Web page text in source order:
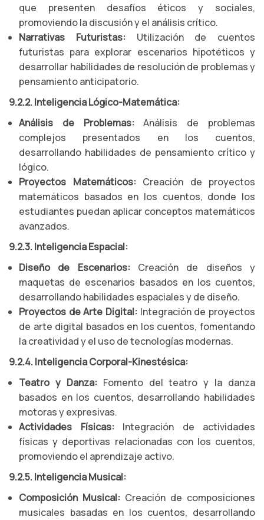
que presenten desafíos éticos y sociales,
promoviendo la discusión y el análisis crítico.
Narrativas Futuristas:Utilización de cuentos
futuristas para explorar escenarios hipotéticos y
desarrollar habilidades de resolución de problemas y
pensamiento anticipatorio.
9.2.2. Inteligencia Lógico-Matemática:
Análisis de Problemas:Análisis de problemas
complejos presentados en los cuentos,
desarrollando habilidades de pensamiento crítico y
lógico.
Proyectos Matemáticos:Creación de proyectos
matemáticos basados en los cuentos, donde los
estudiantes puedan aplicar conceptos matemáticos
avanzados.
9.2.3. Inteligencia Espacial:
Diseño de Escenarios:Creación de diseños y
maquetas de escenarios basados en los cuentos,
desarrollando habilidades espaciales y de diseño.
Proyectos de Arte Digital: Integración de proyectos
de arte digital basados en los cuentos, fomentando
la creatividad y el uso de tecnologías modernas.
9.2.4. Inteligencia Corporal-Kinestésica:
Teatro y Danza:Fomento del teatro y la danza
basados en los cuentos, desarrollando habilidades
motoras y expresivas.
Actividades Físicas:Integración de actividades
físicas y deportivas relacionadas con los cuentos,
promoviendo el aprendizaje activo.
9.2.5. Inteligencia Musical:
Composición Musical: Creación de composiciones
musicales basadas en los cuentos, desarrollando